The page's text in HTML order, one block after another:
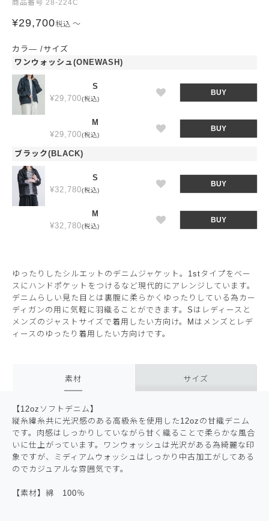
商品番号 28-224C
¥29,700税込 〜
カラ―
サイズ
ワンウォッシュ(ONEWASH)
S
¥29,700 税込
BUY
M
¥29,700 税込
BUY
ブラック(BLACK)
S
¥32,780 税込
BUY
M
¥32,780 税込
BUY
ゆったりしたシルエットのデニムジャケット。1stタイプをベー
スにハンドポケットをつけるなど現代的にアレンジしています。
デニムらしい見た目とは裏腹に柔らかくゆったりしている為カー
ディガンの用に気軽に羽織ることができます。Sはレディースと
メンズのジャストサイズで着用したい方向け。Mはメンズとレデ
ィースのゆったり着用したい方向けです。
素材 サイズ
【12ozソフトデニム】
縦糸緯糸共に光沢感のある高級糸を使用した12ozの甘織デニム
です。肉感はしっかりしていながら甘く織ることで柔らかな風合
いに仕上がっています。ワンウォッシュは光沢がある為綺麗な印
象ですが、ミディアムウォッシュはしっかり中古加工がしてある
のでカジュアルな雰囲気です。
【素材】綿 100％